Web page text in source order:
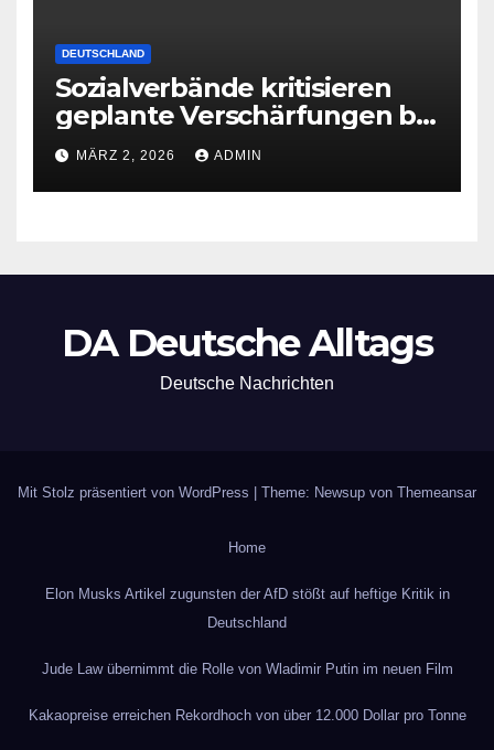
DEUTSCHLAND
Sozialverbände kritisieren
geplante Verschärfungen bei
der Grundsicherung
MÄRZ 2, 2026 ADMIN
DA Deutsche Alltags
Deutsche Nachrichten
Mit Stolz präsentiert von WordPress Theme: Newsup von Themeansar
Home
Elon Musks Artikel zugunsten der AfD stößt auf heftige Kritik in
Deutschland
Jude Law übernimmt die Rolle von Wladimir Putin im neuen Film
Kakaopreise erreichen Rekordhoch von über 12.000 Dollar pro Tonne